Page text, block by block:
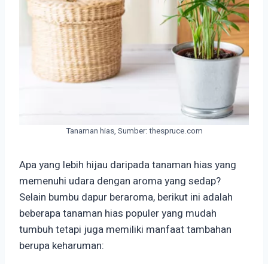
Tanaman hias, Sumber: thespruce.com
Apa yang lebih hijau daripada tanaman hias yang
memenuhi udara dengan aroma yang sedap?
Selain bumbu dapur beraroma, berikut ini adalah
beberapa tanaman hias populer yang mudah
tumbuh tetapi juga memiliki manfaat tambahan
berupa keharuman: